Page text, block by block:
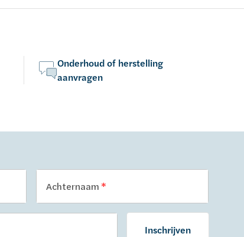
bestellen (SKU 120560)
Onderhoud of herstelling
aanvragen
Achternaam
Inschrijven